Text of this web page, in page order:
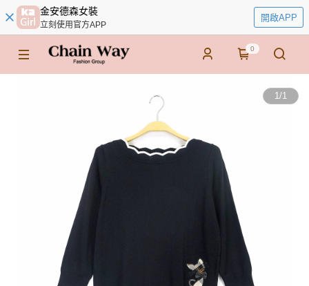
金安德森女裝
立刻使用官方APP
開啟APP
0
1/1